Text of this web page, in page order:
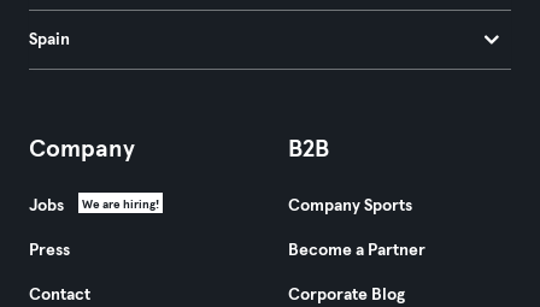
Spain
Company
Jobs We are hiring!
Press
Contact
B2B
Company Sports
Become a Partner
Corporate Blog